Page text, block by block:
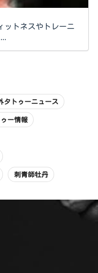
リ...
タトゥーニュース
ー情報
刺青師牡丹